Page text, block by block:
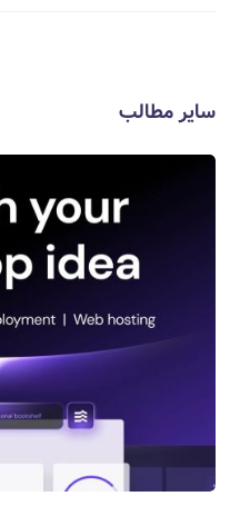
سایر مطالب